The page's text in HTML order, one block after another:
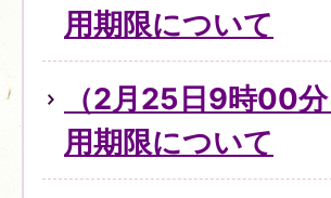
用期限について
（2月25日9時00
用期限について